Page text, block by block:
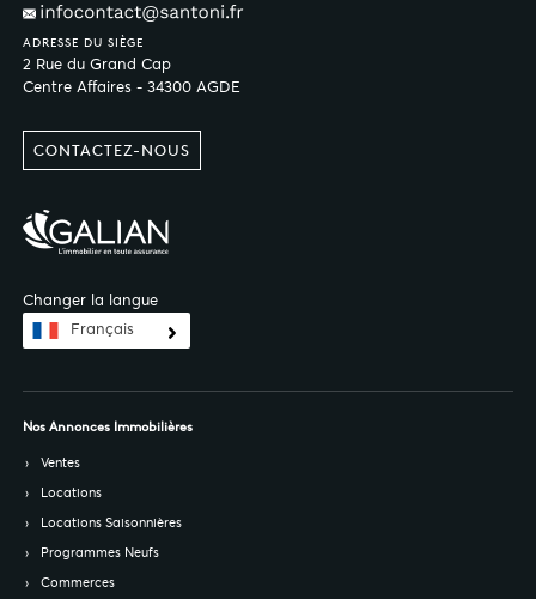
ADRESSE DU SIÈGE
2 Rue du Grand Cap
Centre Affaires - 34300 AGDE
CONTACTEZ-NOUS
Changer la langue
Français
Nos Annonces Immobilières
Ventes
Locations
Locations Saisonnières
Programmes Neufs
Commerces